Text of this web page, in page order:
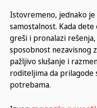
Istovremeno, jednako
samostalnost. Kada
greši i pronalazi
sposobnost nezavisnog
pažljivo slušanje i
roditeljima da
potrebama.